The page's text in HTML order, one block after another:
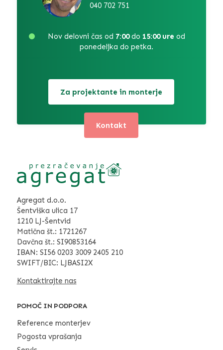
040 702 751
Nov delovni čas od 7:00do 15:00 ure od
ponedeljka do petka.
Za projektante in monterje
Kontakt
Agregat d.o.o.
Šentviška ulica 17
1210 LJ-Šentvid
Matična št.: 1721267
Davčna št.: SI90853164
IBAN: SI56 0203 3009 2405 210
SWIFT/BIC: LJBASI2X
Kontaktirajte nas
POMOČ IN PODPORA
Reference monterjev
Pogosta vprašanja